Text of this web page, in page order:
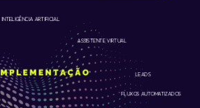
FLUXOS AUTOMATIZADOS
INTELIGÊNCIA ARTIFICIAL
ASSISTENTE VIRTUAL
LEADS